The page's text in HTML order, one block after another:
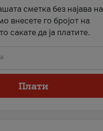
сметка без најава на
внесете го бројот на
сакате да ја платите.
Плати